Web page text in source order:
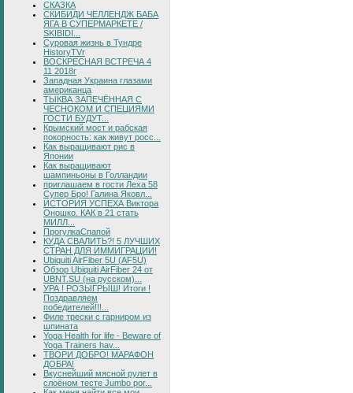
СКАЗКА
СКИБИДИ ЧЕЛЛЕНДЖ БАБА
ЯГА В СУПЕРМАРКЕТЕ /
SKIBIDI...
Суровая жизнь в Тундре
HistoryTVr
ВОСКРЕСНАЯ ВСТРЕЧА 4
11 2018г
Западная Украина глазами
американца
ТЫКВА ЗАПЕЧЁННАЯ С
ЧЕСНОКОМ И СПЕЦИЯМИ
ГОСТИ БУДУТ...
Крымский мост и рабская
покорность: как живут росс...
Как выращивают рис в
Японии
Как выращивают
шампиньоны в Голландии
приглашаем в гости Леха 58
Супер Бро! Галина Яковл...
ИСТОРИЯ УСПЕХА Виктора
Оношко. КАК в 21 стать
МИЛЛ...
ПрогулкаСпапой
КУДА СВАЛИТЬ?! 5 ЛУЧШИХ
СТРАН ДЛЯ ИММИГРАЦИИ!
Ubiquiti AirFiber 5U (AF5U)
Обзор Ubiquiti AirFiber 24 от
UBNT.SU (на русском)...
УРА ! РОЗЫГРЫШ! Итоги !
Поздравляем
победителей!!!...
Филе трески с гарниром из
шпината
Yoga Health for life - Beware of
Yoga Trainers hav...
ТВОРИ ДОБРО! МАРАФОН
ДОБРА!
Вкуснейший мясной рулет в
слоёном тесте Jumbo por...